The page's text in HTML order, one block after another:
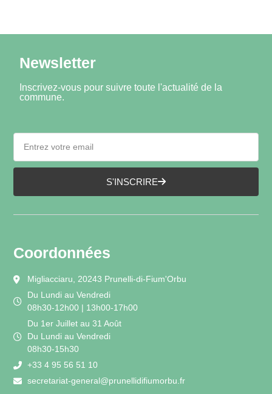
Newsletter
Inscrivez-vous pour suivre toute l'actualité de la
commune.
S'INSCRIRE
Coordonnées
Migliacciaru, 20243 Prunelli-di-Fium'Orbu
Du Lundi au Vendredi
08h30-12h00 | 13h00-17h00
Du 1er Juillet au 31 Août
Du Lundi au Vendredi
08h30-15h30
+33 4 95 56 51 10
secretariat-general@prunellidifiumorbu.fr